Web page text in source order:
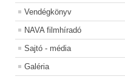
Vendégkönyv
NAVA filmhíradó
Sajtó - média
Galéria